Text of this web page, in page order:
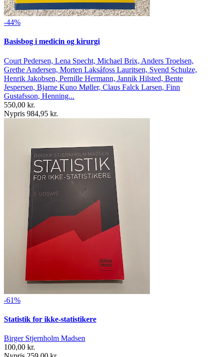
-44%
Basisbog i medicin og kirurgi
Court Pedersen, Lena Specht, Michael Brix, Anders Troelsen,
Grethe Andersen, Morten Laksáfoss Lauritsen, Svend Schulze,
Henrik Jakobsen, Pernille Hermann, Jannik Hilsted, Bente
Jespersen, Bjarne Kuno Møller, Claus Falck Larsen, Finn
Gustafsson, Henning...
550,00 kr.
Nypris 984,95 kr.
-61%
Statistik for ikke-statistikere
Birger Stjernholm Madsen
100,00 kr.